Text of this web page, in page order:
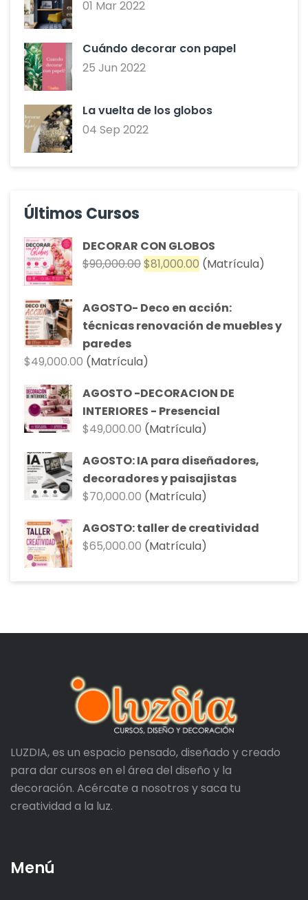
01 Mar 2022
Cuándo decorar con papel
25 Jun 2022
La vuelta de los globos
04 Sep 2022
Últimos Cursos
DECORAR CON GLOBOS
$90,000.00El
era:
$90,000.00.
$81,000.00 El
actual
es:
$81,000.00.
(Matrícula)
AGOSTO- Deco en acción:
técnicas renovación de muebles y
paredes
$49,000.00 (Matrícula)
AGOSTO -DECORACION DE
INTERIORES - Presencial
$49,000.00 (Matrícula)
AGOSTO: IA para diseñadores,
decoradores y paisajistas
$70,000.00 (Matrícula)
AGOSTO: taller de creatividad
$65,000.00 (Matrícula)
LUZDIA, es un espacio pensado, diseñado y creado
para dar cursos en el área del diseño y la
decoración. Acércate a nosotros y saca tu
creatividad a la luz.
Menú